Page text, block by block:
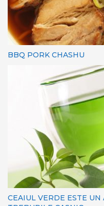
BBQ PORK CHASHU
CEAIUL VERDE ESTE